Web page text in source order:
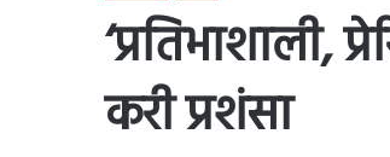
‘प्रतिभाशाली,
करी प्रशंसा